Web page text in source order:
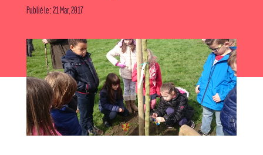
Publié le : 21 Mar, 2017